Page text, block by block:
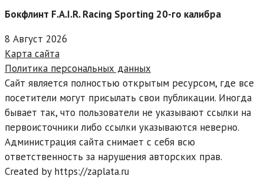
Бокфлинт F.A.I.R. Racing Sporting 20-го калибра
8 Август 2026
Карта сайта
Политика персональных данных
Сайт является полностью открытым ресурсом, где все
посетители могут присылать свои публикации. Иногда
бывает так, что пользователи не указывают ссылки на
первоисточники либо ссылки указываются неверно.
Администрация сайта снимает с себя всю
ответственность за нарушения авторских прав.
Created by https://zaplata.ru